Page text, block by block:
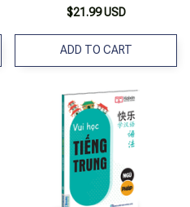
$21.99 USD
ADD TO CART